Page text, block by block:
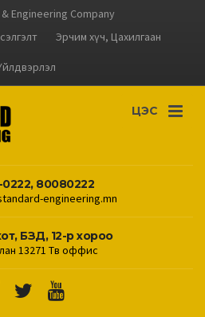
Engineering Company
Эрчим хүч, Цахилгаан
ЦЭС
80080222
engineering.mn
БЗД, 12-р хороо
13271 Төв оффис